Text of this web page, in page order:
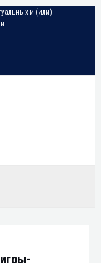
и (или)